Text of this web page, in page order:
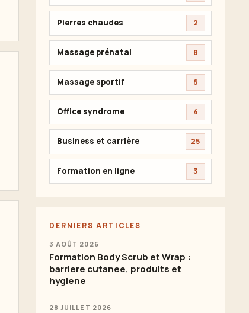
Pierres chaudes 2
Massage prénatal 8
Massage sportif 6
Office syndrome 4
Business et carrière 25
Formation en ligne 3
DERNIERS ARTICLES
3 AOÛT 2026
Formation Body Scrub et Wrap :
barriere cutanee, produits et
hygiene
28 JUILLET 2026